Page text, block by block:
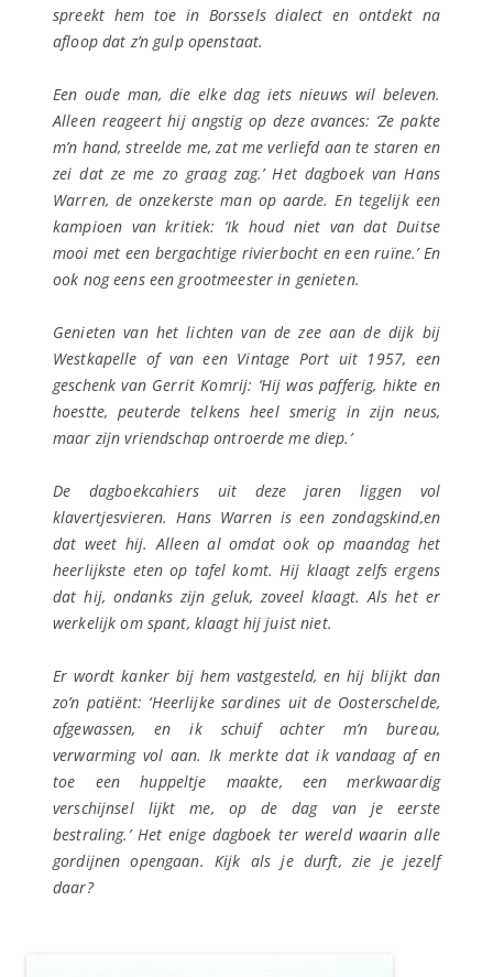
spreekt hem toe in Borssels dialect en ontdekt na
afloop dat z’n gulp openstaat.
Een oude man, die elke dag iets nieuws wil beleven.
Alleen reageert hij angstig op deze avances: ‘Ze pakte
m’n hand, streelde me, zat me verliefd aan te staren en
zei dat ze me zo graag zag.’ Het dagboek van Hans
Warren, de onzekerste man op aarde. En tegelijk een
kampioen van kritiek: ‘Ik houd niet van dat Duitse
mooi met een bergachtige rivierbocht en een ruïne.’ En
ook nog eens een grootmeester in genieten.
Genieten van het lichten van de zee aan de dijk bij
Westkapelle of van een Vintage Port uit 1957, een
geschenk van Gerrit Komrij: ‘Hij was pafferig, hikte en
hoestte, peuterde telkens heel smerig in zijn neus,
maar zijn vriendschap ontroerde me diep.’
De dagboekcahiers uit deze jaren liggen vol
klavertjesvieren. Hans Warren is een zondagskind,en
dat weet hij. Alleen al omdat ook op maandag het
heerlijkste eten op tafel komt. Hij klaagt zelfs ergens
dat hij, ondanks zijn geluk, zoveel klaagt. Als het er
werkelijk om spant, klaagt hij juist niet.
Er wordt kanker bij hem vastgesteld, en hij blijkt dan
zo’n patiënt: ‘Heerlijke sardines uit de Oosterschelde,
afgewassen, en ik schuif achter m’n bureau,
verwarming vol aan. Ik merkte dat ik vandaag af en
toe een huppeltje maakte, een merkwaardig
verschijnsel lijkt me, op de dag van je eerste
bestraling.’ Het enige dagboek ter wereld waarin alle
gordijnen opengaan. Kijk als je durft, zie je jezelf
daar?